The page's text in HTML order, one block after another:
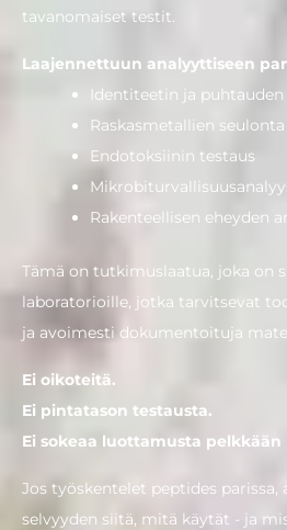
tavanomaiset testit.
Laajennettuun analyyttiseen
Identiteetin ja
Raskasmetallien seulonta
Endotoksiinin testaus
Rakenteellisen eheyden
Tämä on tutkimuslaatua, joka on
laboratorioille, jotka tarvitsevat
ja avoimesti dokumentoituja
Ei oikoteitä.
Ei pintatason testausta.
Ei sokeaa luottamusta
Jos työskentelet peptides parissa,
selvyyden siitä, mitä käytät - ja